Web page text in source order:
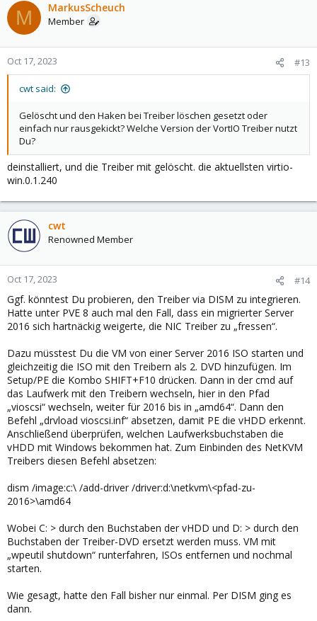
M MarkusScheuch
Member
Oct 17, 2023 #13
cwt said:
Gelöscht und den Haken bei Treiber löschen gesetzt oder
einfach nur rausgekickt? Welche Version der VortIO Treiber nutzt
Du?
deinstalliert, und die Treiber mit gelöscht. die aktuellsten virtio-
win.0.1.240
cwt
Renowned Member
Oct 17, 2023 #14
Ggf. könntest Du probieren, den Treiber via DISM zu integrieren.
Hatte unter PVE 8 auch mal den Fall, dass ein migrierter Server
2016 sich hartnäckig weigerte, die NIC Treiber zu „fressen“.
Dazu müsstest Du die VM von einer Server 2016 ISO starten und
gleichzeitig die ISO mit den Treibern als 2. DVD hinzufügen. Im
Setup/PE die Kombo SHIFT+F10 drücken. Dann in der cmd auf
das Laufwerk mit den Treibern wechseln, hier in den Pfad
„vioscsi“ wechseln, weiter für 2016 bis in „amd64“. Dann den
Befehl „drvload vioscsi.inf“ absetzen, damit PE die vHDD erkennt.
Anschließend überprüfen, welchen Laufwerksbuchstaben die
vHDD mit Windows bekommen hat. Zum Einbinden des NetKVM
Treibers diesen Befehl absetzen:
dism /image:c:\ /add-driver /driver:d:\netkvm\<pfad-zu-
2016>\amd64
Wobei C: > durch den Buchstaben der vHDD und D: > durch den
Buchstaben der Treiber-DVD ersetzt werden muss. VM mit
„wpeutil shutdown“ runterfahren, ISOs entfernen und nochmal
starten.
Wie gesagt, hatte den Fall bisher nur einmal. Per DISM ging es
dann.